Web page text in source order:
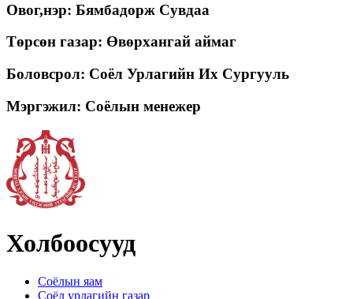
Овог,нэр: Бямбадорж Сувдаа
Төрсөн газар: Өвөрхангай аймаг
Боловсрол: Соёл Урлагийн Их Сургууль
Мэргэжил: Соёлын менежер
Холбоосууд
Соёлын яам
Соёл урлагийн газар